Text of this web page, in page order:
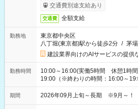
交通費別途支給あり
交通費 全額支給
勤務地
東京都中央区
八丁堀(東京都)駅から徒歩2分 / 茅
建設業界向けのAIサービスの提供
勤務時間
10:00～16:00(実働5時間 休憩1時
19:00（※終わりの時間：16:00～
期間 2026年09月上旬～長期 ※9月～！